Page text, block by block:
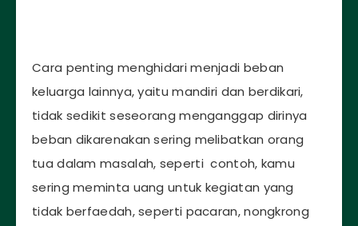
Cara penting menghidari menjadi beban
keluarga lainnya, yaitu mandiri dan berdikari,
tidak sedikit seseorang menganggap dirinya
beban dikarenakan sering melibatkan orang
tua dalam masalah, seperti contoh, kamu
sering meminta uang untuk kegiatan yang
tidak berfaedah, seperti pacaran, nongkrong